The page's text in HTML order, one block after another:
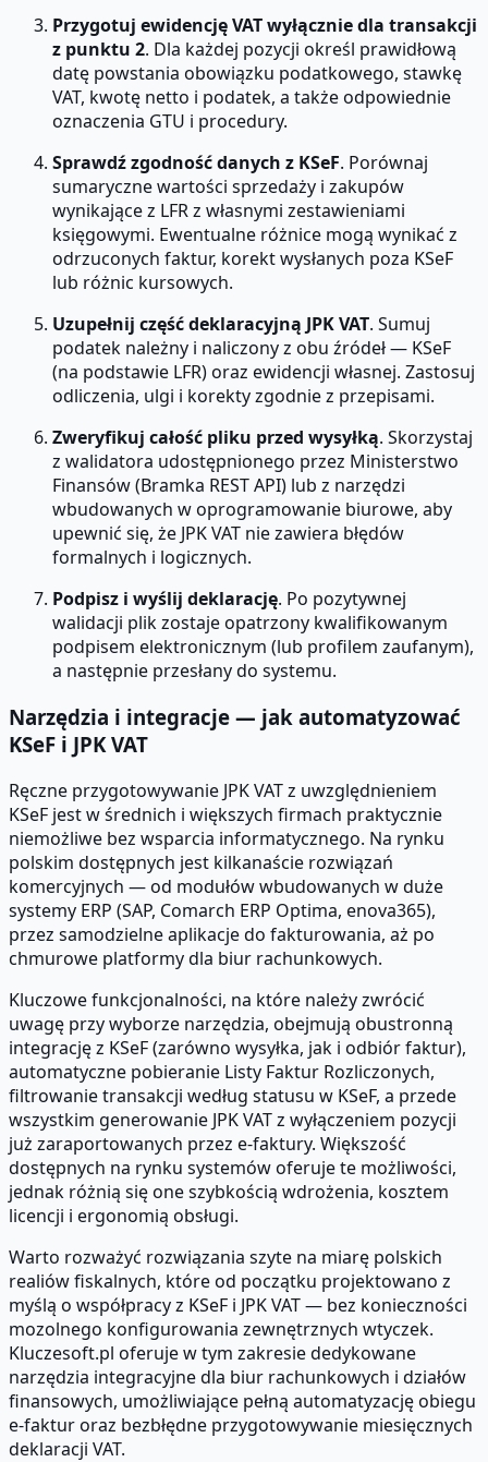
Przygotuj ewidencję VAT wyłącznie dla transakcji
z punktu 2. Dla każdej pozycji określ prawidłową
datę powstania obowiązku podatkowego, stawkę
VAT, kwotę netto i podatek, a także odpowiednie
oznaczenia GTU i procedury.
Sprawdź zgodność danych z KSeF. Porównaj
sumaryczne wartości sprzedaży i zakupów
wynikające z LFR z własnymi zestawieniami
księgowymi. Ewentualne różnice mogą wynikać z
odrzuconych faktur, korekt wysłanych poza KSeF
lub różnic kursowych.
Uzupełnij część deklaracyjną JPK VAT. Sumuj
podatek należny i naliczony z obu źródeł — KSeF
(na podstawie LFR) oraz ewidencji własnej. Zastosuj
odliczenia, ulgi i korekty zgodnie z przepisami.
Zweryfikuj całość pliku przed wysyłką. Skorzystaj
z walidatora udostępnionego przez Ministerstwo
Finansów (Bramka REST API) lub z narzędzi
wbudowanych w oprogramowanie biurowe, aby
upewnić się, że JPK VAT nie zawiera błędów
formalnych i logicznych.
Podpisz i wyślij deklarację. Po pozytywnej
walidacji plik zostaje opatrzony kwalifikowanym
podpisem elektronicznym (lub profilem zaufanym),
a następnie przesłany do systemu.
Narzędzia i integracje — jak automatyzować
KSeF i JPK VAT
Ręczne przygotowywanie JPK VAT z uwzględnieniem
KSeF jest w średnich i większych firmach praktycznie
niemożliwe bez wsparcia informatycznego. Na rynku
polskim dostępnych jest kilkanaście rozwiązań
komercyjnych — od modułów wbudowanych w duże
systemy ERP (SAP, Comarch ERP Optima, enova365),
przez samodzielne aplikacje do fakturowania, aż po
chmurowe platformy dla biur rachunkowych.
Kluczowe funkcjonalności, na które należy zwrócić
uwagę przy wyborze narzędzia, obejmują obustronną
integrację z KSeF (zarówno wysyłka, jak i odbiór faktur),
automatyczne pobieranie Listy Faktur Rozliczonych,
filtrowanie transakcji według statusu w KSeF, a przede
wszystkim generowanie JPK VAT z wyłączeniem pozycji
już zaraportowanych przez e-faktury. Większość
dostępnych na rynku systemów oferuje te możliwości,
jednak różnią się one szybkością wdrożenia, kosztem
licencji i ergonomią obsługi.
Warto rozważyć rozwiązania szyte na miarę polskich
realiów fiskalnych, które od początku projektowano z
myślą o współpracy z KSeF i JPK VAT — bez konieczności
mozolnego konfigurowania zewnętrznych wtyczek.
Kluczesoft.pl oferuje w tym zakresie dedykowane
narzędzia integracyjne dla biur rachunkowych i działów
finansowych, umożliwiające pełną automatyzację obiegu
e-faktur oraz bezbłędne przygotowywanie miesięcznych
deklaracji VAT.